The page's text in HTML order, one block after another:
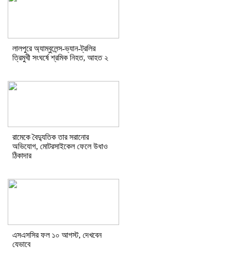
লালপুরে অ্যাম্বুলেন্স-ভ্যান-ট্রলির
ত্রিমুখী সংঘর্ষে শ্রমিক নিহত, আহত ২
রামেকে বৈদ্যুতিক তার সরানোর
অভিযোগ, মোটরসাইকেল ফেলে উধাও
ঠিকাদার
এসএসসির ফল ১০ আগস্ট, দেখবেন
যেভাবে